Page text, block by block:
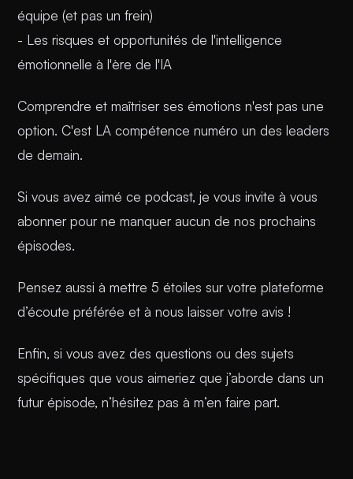
équipe (et pas un frein)
- Les risques et opportunités de l'intelligence
émotionnelle à l'ère de l'IA
Comprendre et maîtriser ses émotions n'est pas une
option. C'est LA compétence numéro un des leaders
de demain.
Si vous avez aimé ce podcast, je vous invite à vous
abonner pour ne manquer aucun de nos prochains
épisodes.
Pensez aussi à mettre 5 étoiles sur votre plateforme
d’écoute préférée et à nous laisser votre avis !
Enfin, si vous avez des questions ou des sujets
spécifiques que vous aimeriez que j’aborde dans un
futur épisode, n’hésitez pas à m’en faire part.